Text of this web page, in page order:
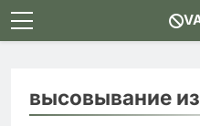
Skip
to
высовывание